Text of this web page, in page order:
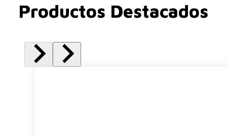
Productos Destacados